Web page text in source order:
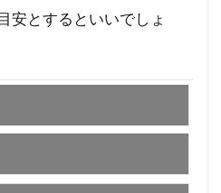
安とするといいでしょ